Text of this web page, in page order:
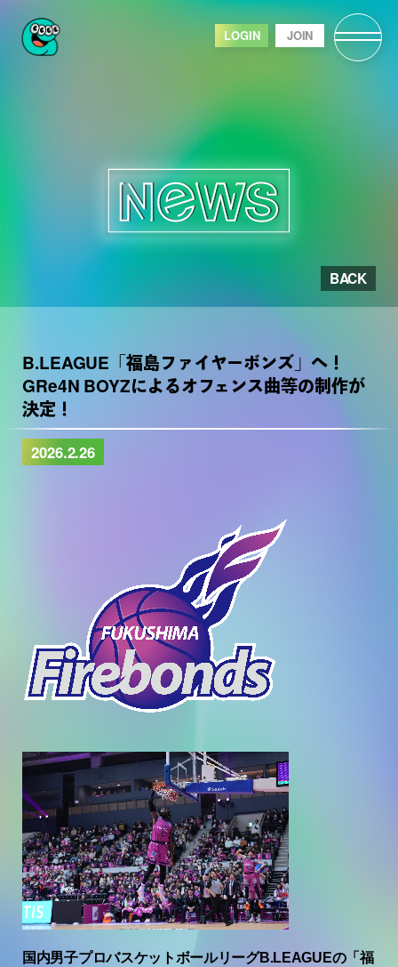
LOGIN JOIN
BACK
B.LEAGUE「福島ファイヤーボンズ」へ！
GRe4N BOYZによるオフェンス曲等の制作が
決定！
2026.2.26
国内男子プロバスケットボールリーグB.LEAGUEの「福